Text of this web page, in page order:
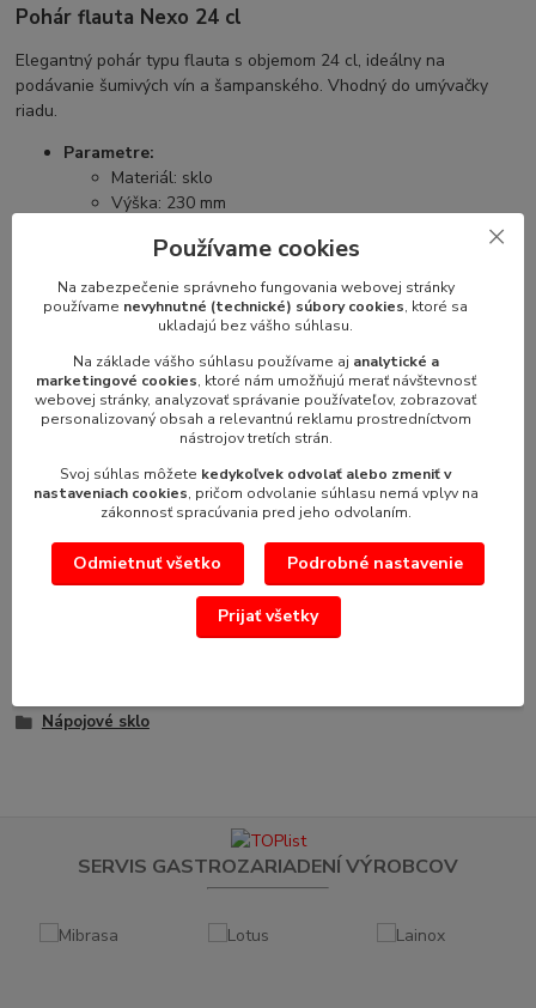
Pohár flauta Nexo 24 cl
Elegantný pohár typu flauta s objemom 24 cl, ideálny na
podávanie šumivých vín a šampanského. Vhodný do umývačky
riadu.
Parametre:
Materiál: sklo
Výška: 230 mm
Objem: 24 cl
Farba: transparentná
Parametre
Nápojové sklo
Parameter 2 Mondo
Tovar zaradený v kategóriách
Nápojové sklo
SERVIS GASTROZARIADENÍ VÝROBCOV
Používame cookies
Na zabezpečenie správneho fungovania webovej stránky
používame nevyhnutné (technické) súbory cookies, ktoré sa
ukladajú bez vášho súhlasu.
Na základe vášho súhlasu používame aj analytické a
marketingové cookies, ktoré nám umožňujú merať návštevnosť
webovej stránky, analyzovať správanie používateľov, zobrazovať
personalizovaný obsah a relevantnú reklamu prostredníctvom
nástrojov tretích strán.
Svoj súhlas môžete kedykoľvek odvolať alebo zmeniť v
nastaveniach cookies, pričom odvolanie súhlasu nemá vplyv na
zákonnosť spracúvania pred jeho odvolaním.
Odmietnuť všetko Podrobné nastavenie
Prijať všetky